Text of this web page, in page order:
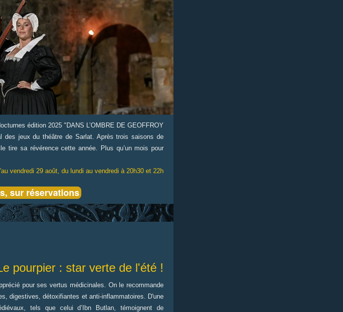
édition 2025 "DANS L’OMBRE DE GEOFFROY
des jeux du théâtre de Sarlat. Après trois saisons de
tire sa révérence cette année. Plus qu’un mois pour
vendredi 29 août, du lundi au vendredi à 20h30 et 22h
sur réservations
pourpier : star verte de l'été !
pour ses vertus médicinales. On lerecommande
digestives, détoxifiantes et anti-inflammatoires. D'une
tels que celui d’Ibn Butlan, témoignent de